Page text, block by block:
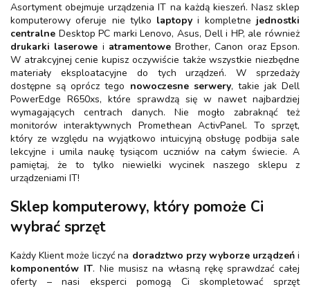
Asortyment obejmuje urządzenia IT na każdą kieszeń. Nasz sklep
komputerowy oferuje nie tylko laptopy i kompletne jednostki
centralne Desktop PC marki Lenovo, Asus, Dell i HP, ale również
drukarki laserowe i atramentoweBrother, Canon oraz Epson.
W atrakcyjnej cenie kupisz oczywiście także wszystkie niezbędne
materiały eksploatacyjne do tych urządzeń. W sprzedaży
dostępne są oprócz tego nowoczesne serwery, takie jak Dell
PowerEdge R650xs, które sprawdzą się w nawet najbardziej
wymagających centrach danych. Nie mogło zabraknąć też
monitorów interaktywnych Promethean ActivPanel. To sprzęt,
który ze względu na wyjątkowo intuicyjną obsługę podbija sale
lekcyjne i umila naukę tysiącom uczniów na całym świecie. A
pamiętaj, że to tylko niewielki wycinek naszego sklepu z
urządzeniami IT!
Sklep komputerowy, który pomoże Ci
wybrać sprzęt
Każdy Klient może liczyć na doradztwo przy wyborze urządzeńi
komponentów IT. Nie musisz na własną rękę sprawdzać całej
oferty – nasi eksperci pomogą Ci skompletować sprzęt